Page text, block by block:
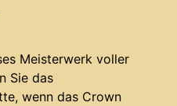
Meisterwerk voller
Sie das
wenn das Crown